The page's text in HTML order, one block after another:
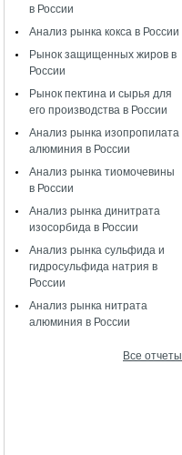
в России
Анализ рынка кокса в России
Рынок защищенных жиров в
России
Рынок пектина и сырья для
его производства в России
Анализ рынка изопропилата
алюминия в России
Анализ рынка тиомочевины
в России
Анализ рынка динитрата
изосорбида в России
Анализ рынка сульфида и
гидросульфида натрия в
России
Анализ рынка нитрата
алюминия в России
Все отчеты